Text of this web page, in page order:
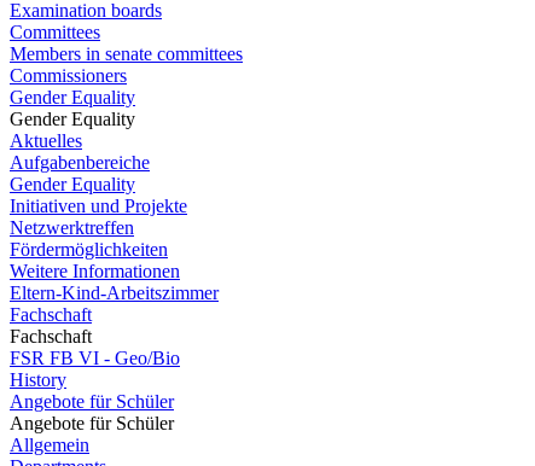
Examination boards
Committees
Members in senate committees
Commissioners
Gender Equality
Gender Equality
Aktuelles
Aufgabenbereiche
Gender Equality
Initiativen und Projekte
Netzwerktreffen
Fördermöglichkeiten
Weitere Informationen
Eltern-Kind-Arbeitszimmer
Fachschaft
Fachschaft
FSR FB VI - Geo/Bio
History
Angebote für Schüler
Angebote für Schüler
Allgemein